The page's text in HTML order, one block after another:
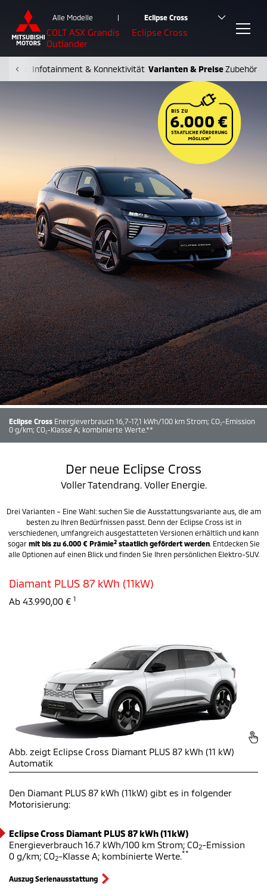
Alle Modelle | Eclipse Cross
COLT ASX Grandis
Eclipse Cross
Outlander
Eclipse Cross Energieverbrauch 16,7-17,1 kWh/100 km Strom; CO2-Emission
0 g/km; CO2-Klasse A; kombinierte Werte.**
Infotainment & Konnektivität Varianten & PreiseZubehör
Der neue Eclipse Cross
Voller Tatendrang. Voller Energie.
Drei Varianten – Eine Wahl: suchen Sie die Ausstattungsvariante aus, die am
besten zu Ihren Bedürfnissen passt. Denn der Eclipse Cross ist in
verschiedenen, umfangreich ausgestatteten Versionen erhältlich und kann
sogar mit bis zu 6.000 € Prämie2staatlich gefördert werden. Entdecken Sie
alle Optionen auf einen Blick und finden Sie Ihren persönlichen Elektro-SUV.
Diamant PLUS 87 kWh (11kW)
Ab 43.990,00 € 1
Abb. zeigt Eclipse Cross Diamant PLUS 87 kWh (11 kW)
Automatik
Den Diamant PLUS 87 kWh (11kW) gibt es in folgender
Motorisierung:
Eclipse Cross Diamant PLUS 87 kWh (11kW)
Energieverbrauch 16.7 kWh/100 km Strom; CO2-Emission
0 g/km; CO2-Klasse A; kombinierte Werte. **
Auszug Serienausstattung